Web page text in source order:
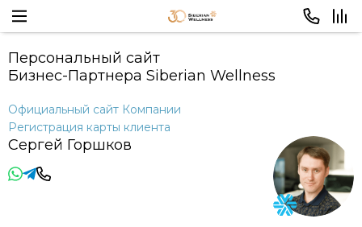
Персональный сайт
Бизнес-Партнера Siberian Wellness
Официальный сайт Компании
Регистрация карты клиента
Сергей Горшков